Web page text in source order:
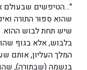
"…הטיפשים שבעולם
שהוא סִפּוּר התורה
שיש תחת לבוש ההוא.
בלבוש, אלא בגוף
המלך העליון, אותם
בנשמה (שבתורה),